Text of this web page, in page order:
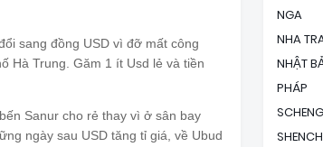
sang đồng USD vì đỡ mất công
Hà Trung. Găm 1 ít Usd lẻ và tiền
Sanur cho rẻ thay vì ở sân bay
ngày sau USD tăng tỉ giá, về Ubud
NGA
NHA
NHẬT
PHÁP